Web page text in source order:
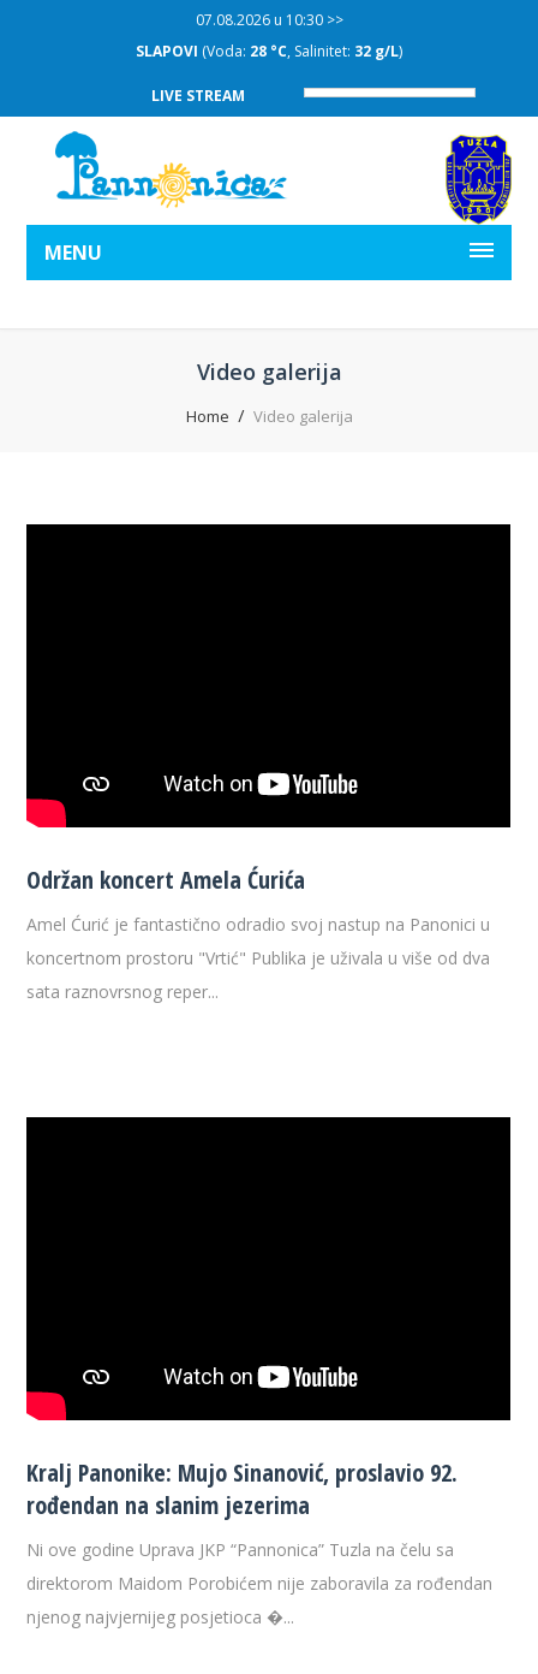
07.08.2026 u 10:30 >>
SLAPOVI (Voda: 28 °C, Salinitet: 32 g/L)
LIVE STREAM
MENU
Video galerija
Home Video galerija
Održan koncert Amela Ćurića
Amel Ćurić je fantastično odradio svoj nastup na Panonici u
koncertnom prostoru "Vrtić" Publika je uživala u više od dva
sata raznovrsnog reper...
Kralj Panonike: Mujo Sinanović, proslavio 92.
rođendan na slanim jezerima
Ni ove godine Uprava JKP “Pannonica” Tuzla na čelu sa
direktorom Maidom Porobićem nije zaboravila za rođendan
njenog najvjernijeg posjetioca �...